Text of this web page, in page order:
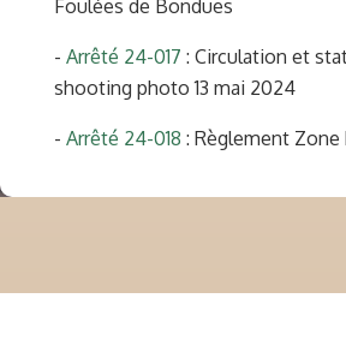
Foulées de Bondues
- Arrêté 24-017 : Circulation et
shooting photo 13 mai 2024
- Arrêté 24-018 : Règlement Zone